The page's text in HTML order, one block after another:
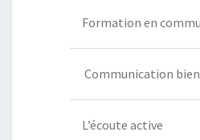
Formation en
Communication
L’écoute active